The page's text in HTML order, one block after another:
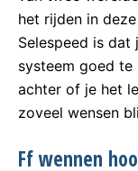
het rijden in
Selespeed is
systeem goed te
achter of je het
zoveel wensen
Ff wennen